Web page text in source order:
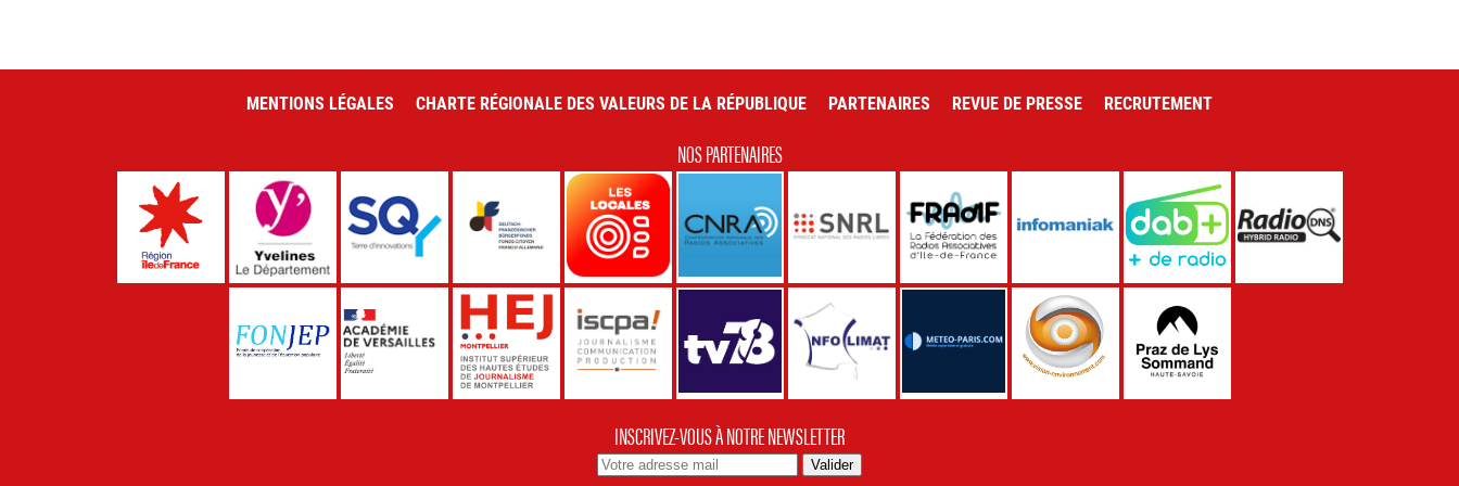
MENTIONS LÉGALES CHARTE RÉGIONALE DES VALEURS DE LA RÉPUBLIQUE PARTENAIRES REVUE DE PRESSE RECRUTEMENT
NOS PARTENAIRES
INSCRIVEZ-VOUS À NOTRE NEWSLETTER